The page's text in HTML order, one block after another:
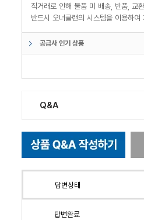
직거래로 인해 물품 미 배송, 반품, 교
반드시 오너클랜의 시스템을 이용하
공급사 인기 상품
Q&A
답변상태
답변완료